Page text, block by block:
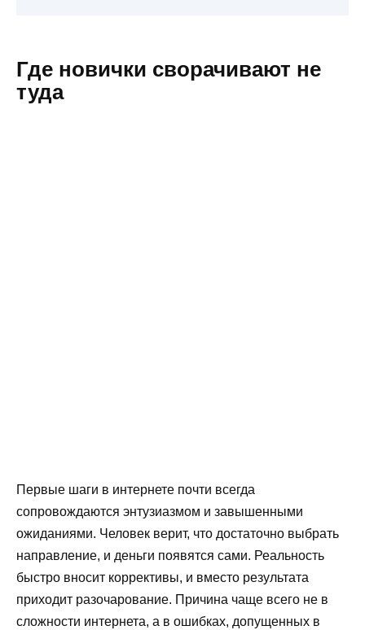
Где новички сворачивают не
туда
Первые шаги в интернете почти всегда
сопровождаются энтузиазмом и завышенными
ожиданиями. Человек верит, что достаточно выбрать
направление, и деньги появятся сами. Реальность
быстро вносит коррективы, и вместо результата
приходит разочарование. Причина чаще всего не в
сложности интернета, а в ошибках, допущенных в